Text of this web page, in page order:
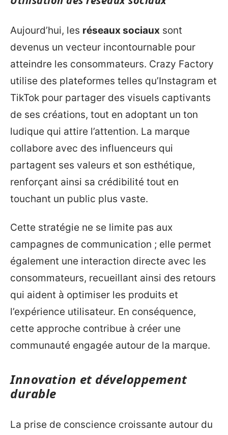
Aujourd’hui, les réseaux sociaux sont
devenus un vecteur incontournable pour
atteindre les consommateurs. Crazy Factory
utilise des plateformes telles qu’Instagram et
TikTok pour partager des visuels captivants
de ses créations, tout en adoptant un ton
ludique qui attire l’attention. La marque
collabore avec des influenceurs qui
partagent ses valeurs et son esthétique,
renforçant ainsi sa crédibilité tout en
touchant un public plus vaste.
Cette stratégie ne se limite pas aux
campagnes de communication ; elle permet
également une interaction directe avec les
consommateurs, recueillant ainsi des retours
qui aident à optimiser les produits et
l’expérience utilisateur. En conséquence,
cette approche contribue à créer une
communauté engagée autour de la marque.
Innovation et développement
durable
La prise de conscience croissante autour du